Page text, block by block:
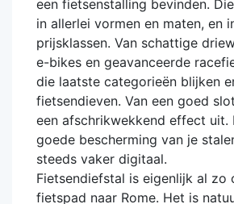
een fietsenstalling bevinden.
in allerlei vormen en maten, en
prijsklassen. Van schattige
e-bikes en geavanceerde
die laatste categorieën blijken
fietsendieven. Van een goed
een afschrikwekkend effect uit.
goede bescherming van je
steeds vaker digitaal.
Fietsendiefstal is eigenlijk al zo
fietspad naar Rome. Het is